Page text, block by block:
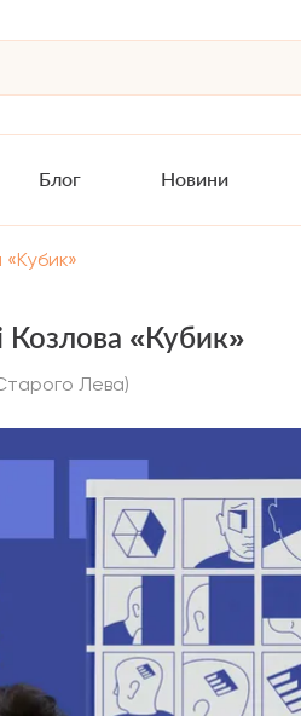
Блог Новини
Козлова «Кубик»
Лева)